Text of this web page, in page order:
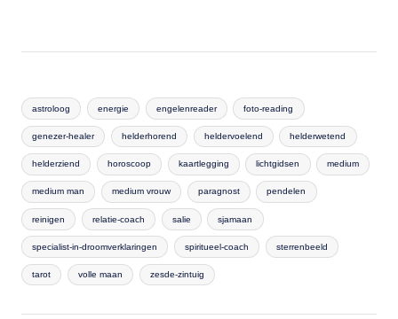
astroloog energie engelenreader foto-reading
genezer-healer helderhorend heldervoelend helderwetend
helderziend horoscoop kaartlegging lichtgidsen medium
medium man medium vrouw paragnost pendelen
reinigen relatie-coach salie sjamaan
specialist-in-droomverklaringen spiritueel-coach sterrenbeeld
tarot volle maan zesde-zintuig